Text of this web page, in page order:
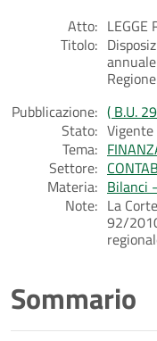
Atto:
Titolo:
Pubblicazione: ( B.U.
Stato: Vigente
Tema:
Settore:
Materia: Bilanci
Note: La
92/
Sommario